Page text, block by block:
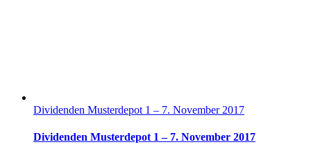
Dividenden Musterdepot 1 – 7. November 2017
Dividenden Musterdepot 1 – 7. November 2017